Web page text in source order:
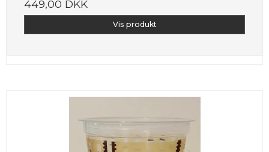
449,00 DKK
Vis produkt